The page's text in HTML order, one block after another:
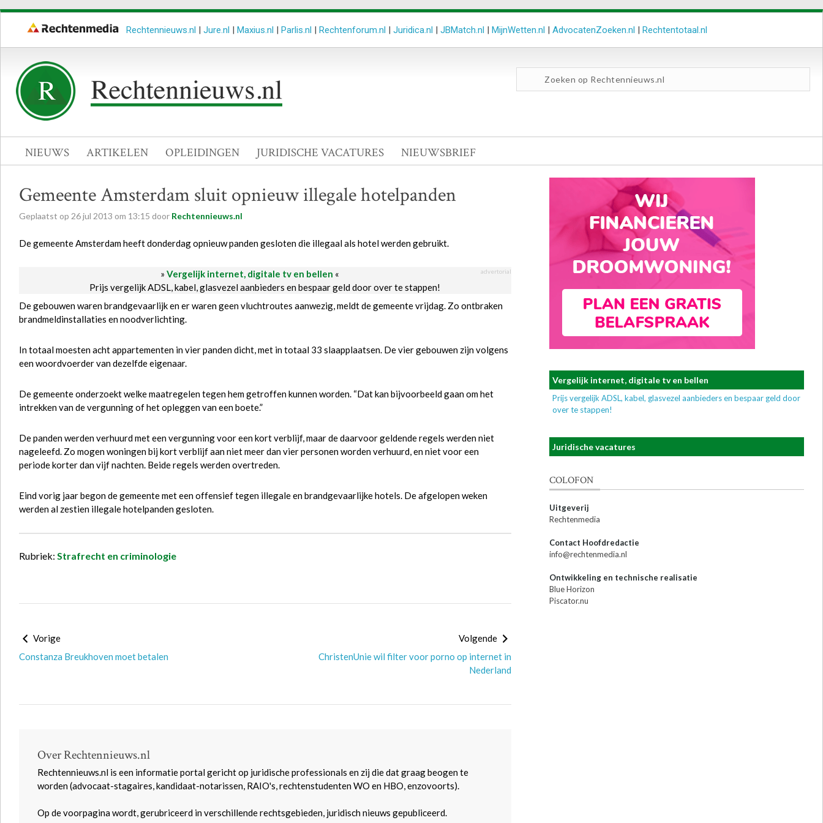
Rechtennieuws.nl | Jure.nl | Maxius.nl | Parlis.nl | Rechtenforum.nl | Juridica.nl | JBMatch.nl | MijnWetten.nl | AdvocatenZoeken.nl | Rechtentotaal.nl
NIEUWS ARTIKELEN OPLEIDINGEN JURIDISCHE VACATURES NIEUWSBRIEF
Gemeente Amsterdam sluit opnieuw illegale hotelpanden
Geplaatst op 26jul 2013 om 13:15 door Rechtennieuws.nl
De gemeente Amsterdam heeft donderdag opnieuw panden gesloten die illegaal als hotel werden gebruikt.
» Vergelijk internet, digitale tv en bellen « advertorial
Prijs vergelijk ADSL, kabel, glasvezel aanbieders en bespaar geld door over te stappen!
De gebouwen waren brandgevaarlijk en er waren geen vluchtroutes aanwezig, meldt de gemeente vrijdag. Zo ontbraken
brandmeldinstallaties en noodverlichting.
In totaal moesten acht appartementen in vier panden dicht, met in totaal 33 slaapplaatsen. De vier gebouwen zijn volgens
een woordvoerder van dezelfde eigenaar.
De gemeente onderzoekt welke maatregelen tegen hem getroffen kunnen worden. “Dat kan bijvoorbeeld gaan om het
intrekken van de vergunning of het opleggen van een boete.”
De panden werden verhuurd met een vergunning voor een kort verblijf, maar de daarvoor geldende regels werden niet
nageleefd. Zo mogen woningen bij kort verblijf aan niet meer dan vier personen worden verhuurd, en niet voor een
periode korter dan vijf nachten. Beide regels werden overtreden.
Eind vorig jaar begon de gemeente met een offensief tegen illegale en brandgevaarlijke hotels. De afgelopen weken
werden al zestien illegale hotelpanden gesloten.
Rubriek: Strafrecht en criminologie
Vorige
Constanza Breukhoven moet betalen
Volgende
ChristenUnie wil filter voor porno op internet in
Nederland
Over Rechtennieuws.nl
Rechtennieuws.nl is een informatie portal gericht op juridische professionals en zij die dat graag beogen te
worden (advocaat-stagaires, kandidaat-notarissen, RAIO's, rechtenstudenten WO en HBO, enzovoorts).
Op de voorpagina wordt, gerubriceerd in verschillende rechtsgebieden, juridisch nieuws gepubliceerd.
Vergelijk internet, digitale tv en bellen
Prijs vergelijk ADSL, kabel, glasvezel aanbieders en bespaar geld door
over te stappen!
Juridische vacatures
COLOFON
Uitgeverij
Rechtenmedia
Contact Hoofdredactie
info@rechtenmedia.nl
Ontwikkeling en technische realisatie
Blue Horizon
Piscator.nu